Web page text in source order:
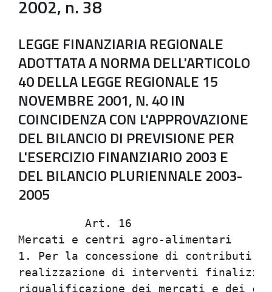
2002, n. 38
LEGGE FINANZIARIA REGIONALE
ADOTTATA A NORMA DELL'ARTICOLO
40 DELLA LEGGE REGIONALE 15
NOVEMBRE 2001, N. 40 IN
COINCIDENZA CON L'APPROVAZIONE
DEL BILANCIO DI PREVISIONE PER
L'ESERCIZIO FINANZIARIO 2003 E
DEL BILANCIO PLURIENNALE 2003-
2005
Mercati e
1. Per la concessione di
realizzazione di interventi
riqualificazione dei mercati